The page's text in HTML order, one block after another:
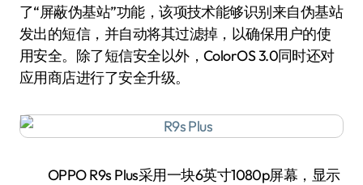
了“屏蔽伪基站”功能，该项技术能够识别来自伪基站
发出的短信，并自动将其过滤掉，以确保用户的使
用安全。除了短信安全以外，ColorOS 3.0同时还对
应用商店进行了安全升级。
OPPO R9s Plus采用一块6英寸1080p屏幕，显示